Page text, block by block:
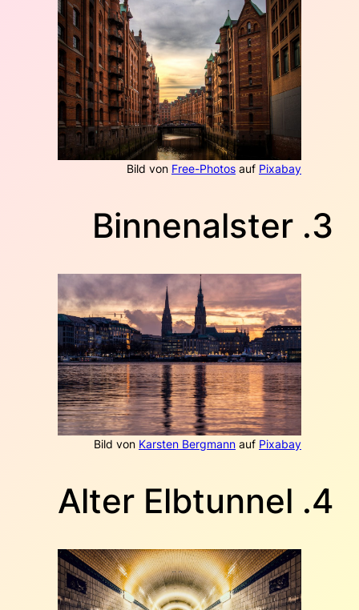
Bild von Free-Photos auf Pixabay
3. Binnenalster
Bild von Karsten Bergmann auf Pixabay
4. Alter Elbtunnel